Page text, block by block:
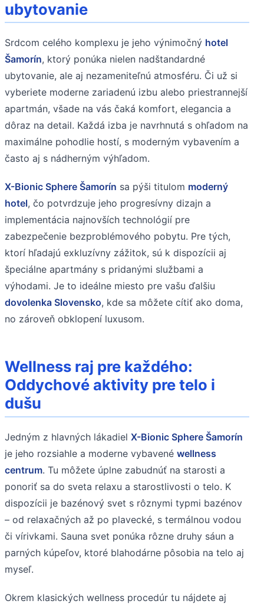
ubytovanie
Srdcom celého komplexu je jeho výnimočný hotel
Šamorín, ktorý ponúka nielen nadštandardné
ubytovanie, ale aj nezameniteľnú atmosféru. Či už si
vyberiete moderne zariadenú izbu alebo priestrannejší
apartmán, všade na vás čaká komfort, elegancia a
dôraz na detail. Každá izba je navrhnutá s ohľadom na
maximálne pohodlie hostí, s moderným vybavením a
často aj s nádherným výhľadom.
X-Bionic Sphere Šamorín sa pýši titulom moderný
hotel, čo potvrdzuje jeho progresívny dizajn a
implementácia najnovších technológií pre
zabezpečenie bezproblémového pobytu. Pre tých,
ktorí hľadajú exkluzívny zážitok, sú k dispozícii aj
špeciálne apartmány s pridanými službami a
výhodami. Je to ideálne miesto pre vašu ďalšiu
dovolenka Slovensko, kde sa môžete cítiť ako doma,
no zároveň obklopení luxusom.
Wellness raj pre každého:
Oddychové aktivity pre telo i
dušu
Jedným z hlavných lákadiel X-Bionic Sphere Šamorín
je jeho rozsiahle a moderne vybavené wellness
centrum. Tu môžete úplne zabudnúť na starosti a
ponoriť sa do sveta relaxu a starostlivosti o telo. K
dispozícii je bazénový svet s rôznymi typmi bazénov
– od relaxačných až po plavecké, s termálnou vodou
či vírivkami. Sauna svet ponúka rôzne druhy sáun a
parných kúpeľov, ktoré blahodárne pôsobia na telo aj
myseľ.
Okrem klasických wellness procedúr tu nájdete aj